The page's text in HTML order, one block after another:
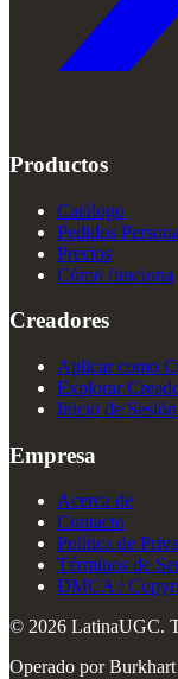
Productos
Catálogo
Pedidos
Precios
Cómo funciona
Creadores
Aplicar como
Explorar
Inicio de
Empresa
Acerca de
Contacto
Política de
Términos de
DMCA /
© 2026 LatinaUGC.
Operado por